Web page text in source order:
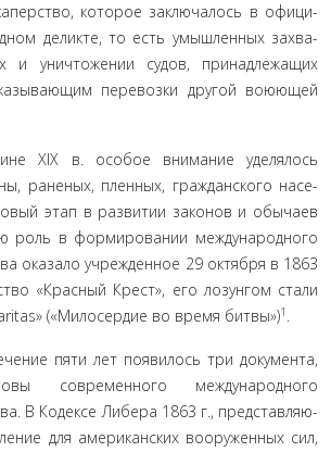
которое заключалось в офици­
деликте, то есть умышленных захва­
и уничтожении судов, принадлежащих
перевозки другой воюющей
XIX в. особое внимание уделялось
раненых, пленных, гражданского насе­
этап в развитии законов и обычаев
роль в формировании международного
оказало учрежденное 29 октября в 1863
«Красный Крест», его лозунгом стали
(«Милосердие во время битвы»)1 .
пяти лет появилось три доку­мента,
современного международного
В Кодексе Либера 1863 г., представляю­
для американских вооруженных сил,